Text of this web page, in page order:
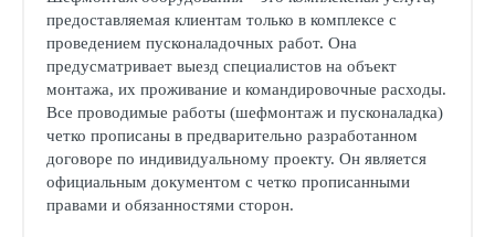
предоставляемая клиентам только в комплексе с
проведением пусконаладочных работ. Она
предусматривает выезд специалистов на объект
монтажа, их проживание и командировочные расходы.
Все проводимые работы (шефмонтаж и пусконаладка)
четко прописаны в предварительно разработанном
договоре по индивидуальному проекту. Он является
официальным документом с четко прописанными
правами и обязанностями сторон.